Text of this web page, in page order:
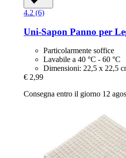
4.2 (6)
Uni-Sapon Panno per
Particolarmente soffice
Lavabile a 40 °C - 60 °C
Dimensioni: 22,5 x 22,5
€ 2,99
Consegna entro il giorno 12